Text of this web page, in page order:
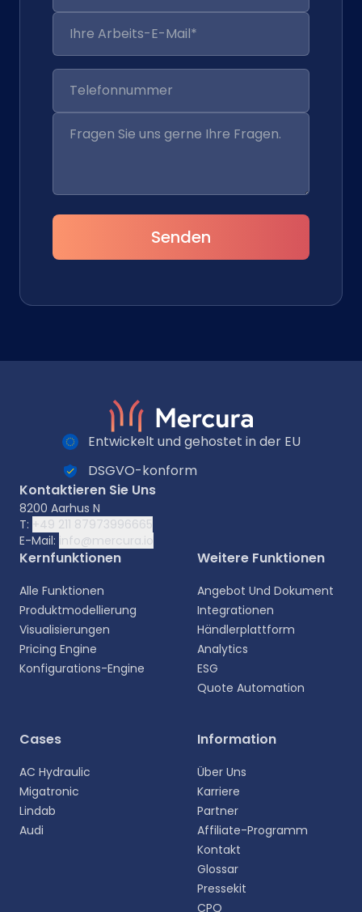
Wählen Sie Ihre Sprache aus
persönlichere Erfahrung.
Senden
Entwickelt und gehostet in der EU
DSGVO-konform
Kontaktieren Sie Uns
8200 Aarhus N
T: +49 211 87973996665
E-Mail: info@mercura.io
Kernfunktionen
Alle Funktionen
Produktmodellierung
Visualisierungen
Pricing Engine
Konfigurations-Engine
Weitere Funktionen
Angebot Und Dokument
Integrationen
Händlerplattform
Analytics
ESG
Quote Automation
Cases
AC Hydraulic
Migatronic
Lindab
Audi
Information
Über Uns
Karriere
Partner
Affiliate-Programm
Kontakt
Glossar
Pressekit
CPQ